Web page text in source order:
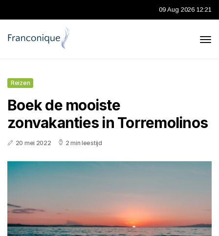
09 Aug 2026 12:21
Reizen
Boek de mooiste
zonvakanties in Torremolinos
20 mei 2022 2 min leestijd